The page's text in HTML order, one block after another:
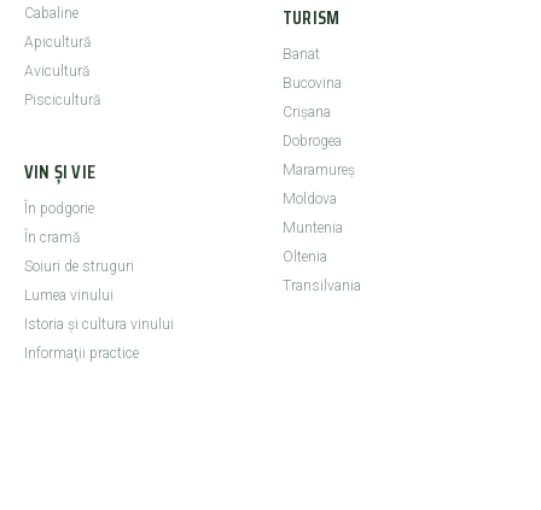
Cabaline
Apicultură
Avicultură
Piscicultură
VIN ȘI VIE
În podgorie
În cramă
Soiuri de struguri
Lumea vinului
Istoria şi cultura vinului
Informaţii practice
TURISM
Banat
Bucovina
Crişana
Dobrogea
Maramureş
Moldova
Muntenia
Oltenia
Transilvania